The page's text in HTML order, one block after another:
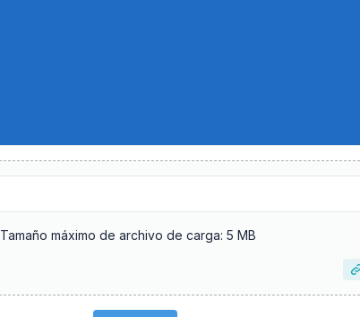
Tamaño máximo de archivo de carga: 5 MB